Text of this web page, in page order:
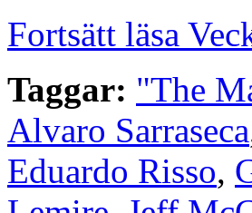
Fortsätt läsa
Taggar: "The
Alvaro Sarraseca
Eduardo Risso,